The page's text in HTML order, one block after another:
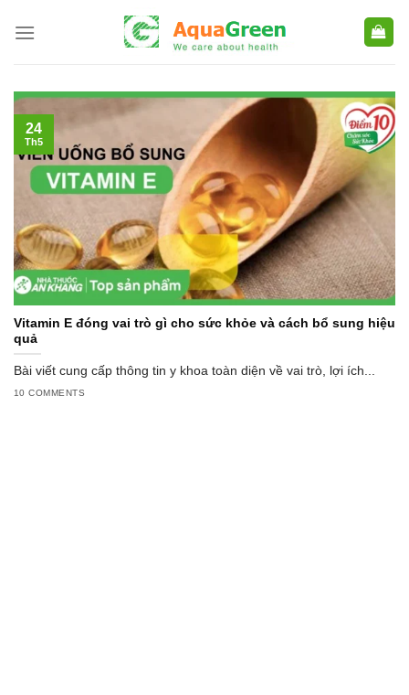
Vitamin E đóng vai trò gì cho sức khỏe và cách bổ sung hiệu
quả
Bài viết cung cấp thông tin y khoa toàn diện về vai trò, lợi ích...
10 COMMENTS
24
Th5